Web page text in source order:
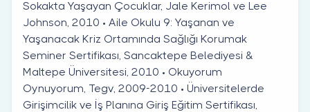
Sokakta Yaşayan Çocuklar, Jale Kerimol ve Lee
Johnson, 2010 • Aile Okulu 9: Yaşanan ve
Yaşanacak Kriz Ortamında Sağlığı Korumak
Seminer Sertifikası, Sancaktepe Belediyesi &
Maltepe Üniversitesi, 2010 • Okuyorum
Oynuyorum, Tegv, 2009-2010 • Üniversitelerde
Girişimcilik ve İş Planına Giriş Eğitim Sertifikası,